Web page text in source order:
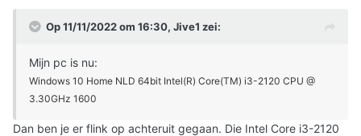
Op 11/11/2022 om 16:30, Jive1 zei:
Mijn pc is nu:
Windows 10 Home NLD 64bit Intel(R) Core(TM) i3-2120 CPU @
3.30GHz 1600
Dan ben je er flink op achteruit gegaan. Die Intel Core i3-2120